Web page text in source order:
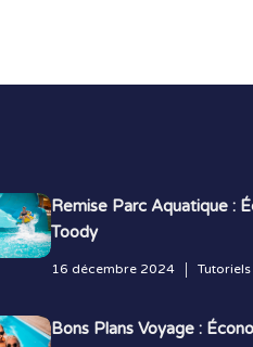
Remise Parc Aquatique :
Toody
16 décembre 2024 Tutoriels
Bons Plans Voyage :